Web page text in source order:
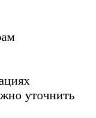
уточнить